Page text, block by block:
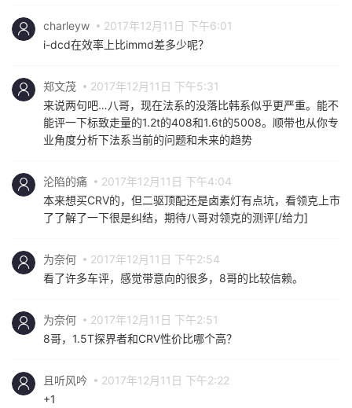
charleyw
2017年12月11日 下午6:01
i-dcd在效率上比immd差多少呢？
郑文茂
2017年12月11日 下午5:31
来说两句吧…八哥，现在法系的没落比韩系似乎更严重。能不
能评一下标致走量的1.2t的408和1.6t的5008。顺带也从你专
业角度分析下法系当前的问题和未来的趋势
沦陷的痛
2017年12月11日 下午4:04
本来想买CRV的，但二驱顶配还是卤素灯有点坑，看领克上市
了了解了一下很是纠结，期待八哥对领克的测评[/给力]
为奈何
2017年12月11日 下午2:54
看了许多车评，感觉带意向的很多，8哥的比较信赖。
为奈何
2017年12月11日 下午2:51
8哥，1.5T探界者和CRV性价比哪个高？
且听风吟
2017年12月11日 下午2:22
+1